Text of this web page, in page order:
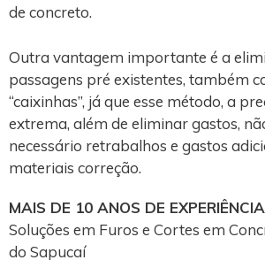
de concreto.
Outra vantagem importante é a
passagens pré existentes, também
“caixinhas”, já que esse método, a
extrema, além de eliminar gastos,
necessário retrabalhos e gastos
materiais correção.
MAIS DE 10 ANOS DE
Soluções em Furos e Cortes em
do Sapucaí